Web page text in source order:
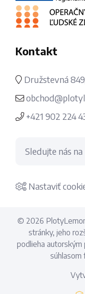
Kontakt
Družstevná
+421 902 224
Sledujte nás na
Nastaviť
© 2026
stránky, jeho
podlieha autorským
súhlasom